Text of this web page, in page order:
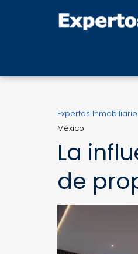
Expertos
México
La
de